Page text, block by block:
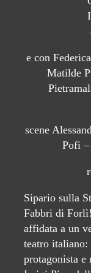
e con
Matilde
scene
Pofi
Sipario sulla
Fabbri di
affidata a un
teatro
protagonista e